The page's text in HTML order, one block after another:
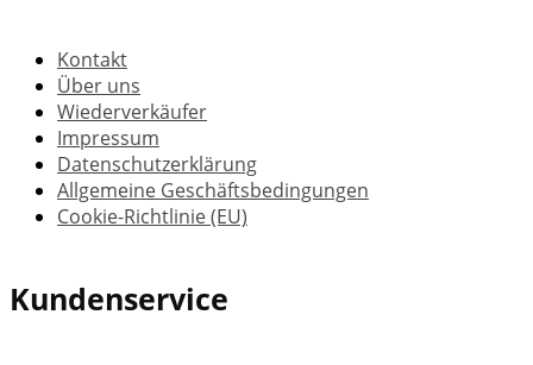
Kontakt
Über uns
Wiederverkäufer
Impressum
Datenschutzerklärung
Allgemeine Geschäftsbedingungen
Cookie-Richtlinie (EU)
Kundenservice